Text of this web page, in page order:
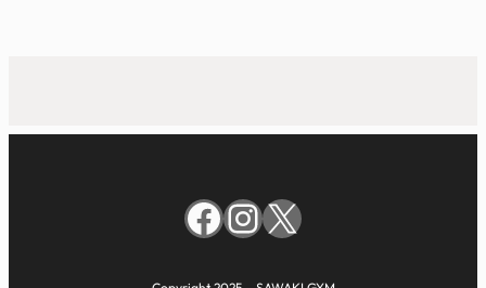
Facebook
Instagram
X